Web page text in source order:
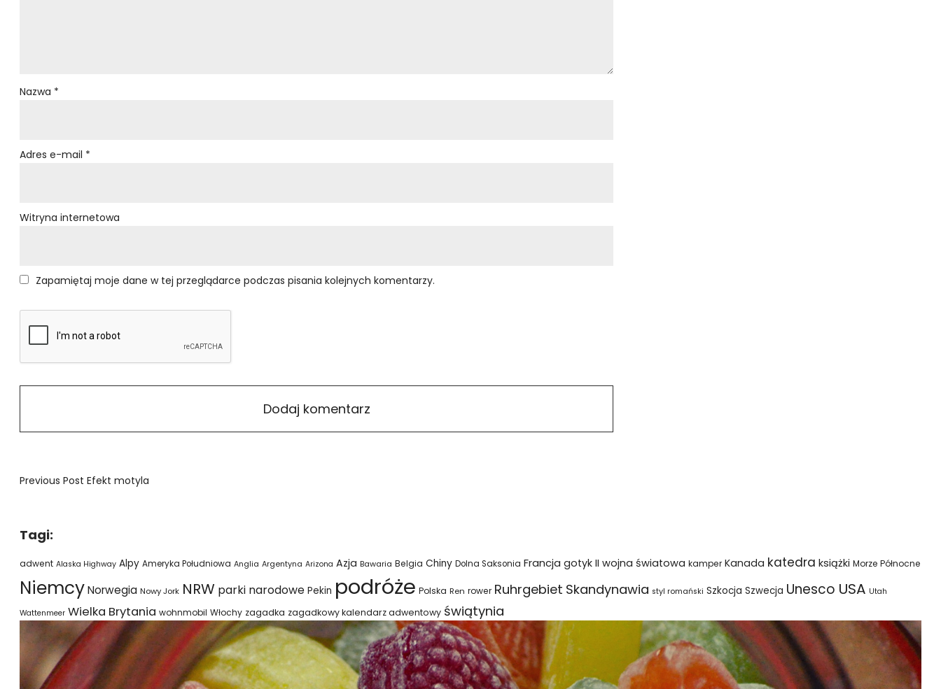
Nazwa *
Adres e-mail *
Witryna internetowa
Zapamiętaj moje dane w tej przeglądarce podczas pisania kolejnych komentarzy.
Previous Post Efekt motyla
Tagi:
adwent Alaska Highway Alpy Ameryka Południowa Anglia Argentyna Arizona Azja Bawaria Belgia Chiny Dolna Saksonia Francja gotyk II wojna światowa kamper Kanada katedra książki Morze Północne
NiemcyNorwegia Nowy Jork NRW parki narodowe Pekin podróże Polska Ren rower Ruhrgebiet Skandynawia styl romański Szkocja Szwecja Unesco USA Utah
Wattenmeer Wielka Brytania wohnmobil Włochy zagadka zagadkowy kalendarz adwentowy świątynia